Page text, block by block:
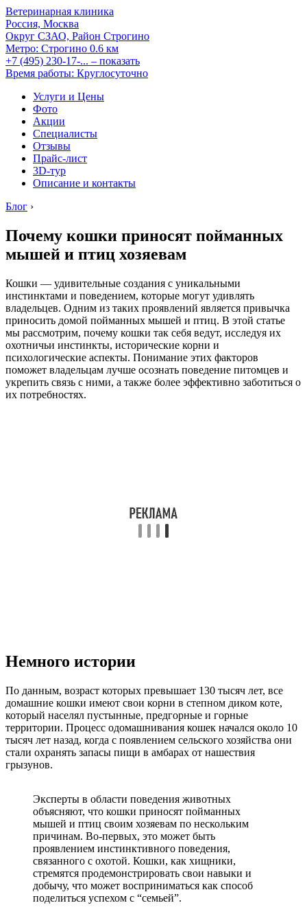
Ветеринарная клиника
Россия, Москва
Округ СЗАО, Район Строгино
Метро: Строгино 0.6 км
+7 (495) 230-17-... – показать
Время работы: Круглосуточно
Услуги и Цены
Фото
Акции
Специалисты
Отзывы
Прайс-лист
3D-тур
Описание и контакты
Блог ›
Почему кошки приносят пойманных
мышей и птиц хозяевам
Кошки — удивительные создания с уникальными
инстинктами и поведением, которые могут удивлять
владельцев. Одним из таких проявлений является привычка
приносить домой пойманных мышей и птиц. В этой статье
мы рассмотрим, почему кошки так себя ведут, исследуя их
охотничьи инстинкты, исторические корни и
психологические аспекты. Понимание этих факторов
поможет владельцам лучше осознать поведение питомцев и
укрепить связь с ними, а также более эффективно заботиться о
их потребностях.
Немного истории
По данным, возраст которых превышает 130 тысяч лет, все
домашние кошки имеют свои корни в степном диком коте,
который населял пустынные, предгорные и горные
территории. Процесс одомашнивания кошек начался около 10
тысяч лет назад, когда с появлением сельского хозяйства они
стали охранять запасы пищи в амбарах от нашествия
грызунов.
Эксперты в области поведения животных
объясняют, что кошки приносят пойманных
мышей и птиц своим хозяевам по нескольким
причинам. Во-первых, это может быть
проявлением инстинктивного поведения,
связанного с охотой. Кошки, как хищники,
стремятся продемонстрировать свои навыки и
добычу, что может восприниматься как способ
поделиться успехом с “семьей”.